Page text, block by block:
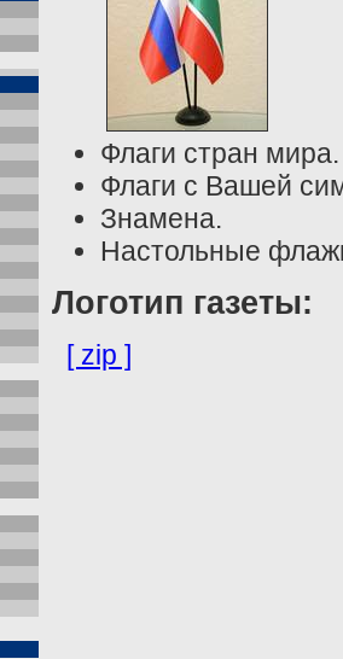
Флаги стран мира.
Флаги с Вашей
Знамена.
Настольные
Логотип газеты:
[ zip ]